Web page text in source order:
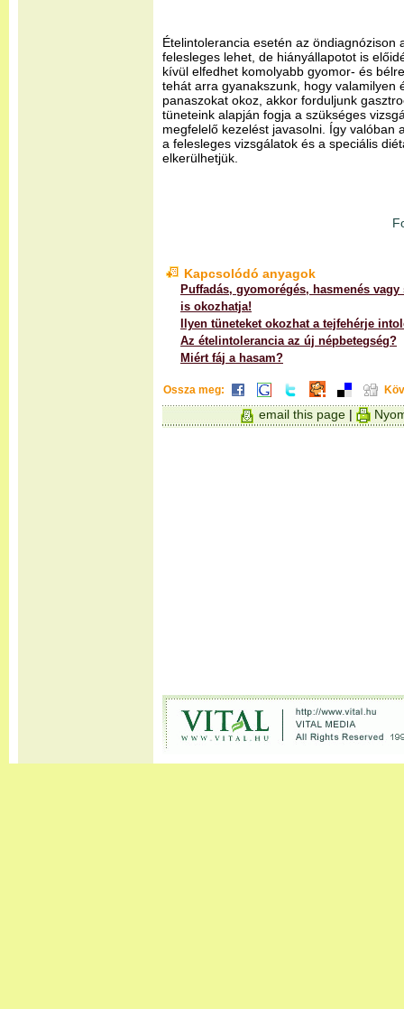
Ételintolerancia esetén az öndiagnózison
felesleges lehet, de hiányállapotot is
kívül elfedhet komolyabb gyomor- és
tehát arra gyanakszunk, hogy valamilyen
panaszokat okoz, akkor forduljunk
tüneteink alapján fogja a szükséges
megfelelő kezelést javasolni. Így valóban
a felesleges vizsgálatok és a speciális
elkerülhetjük.
Kapcsolódó anyagok
Puffadás, gyomorégés, hasmenés
is okozhatja!
Ilyen tüneteket okozhat a tejfehérje
Az ételintolerancia az új népbetegség?
Miért fáj a hasam?
Ossza meg:
email this page |